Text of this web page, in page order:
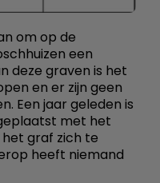
om op de
een
deze graven is het
en er zijn geen
Een jaar geleden is
met het
graf zich te
heeft niemand